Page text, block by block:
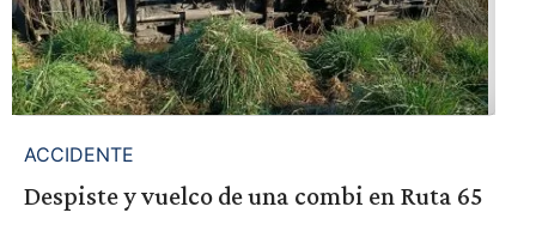
ACCIDENTE
Despiste y vuelco de una combi en Ruta 65